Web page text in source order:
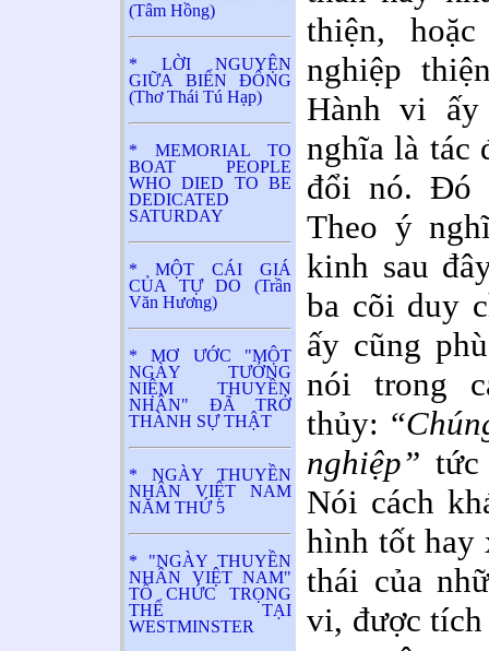
(Tâm Hồng)
* LỜI NGUYỆN
GIỮA BIỂN ĐÔNG
(Thơ Thái Tú Hạp)
* MEMORIAL TO
BOAT PEOPLE
WHO DIED TO BE
DEDICATED
SATURDAY
* MỘT CÁI GIÁ
CỦA TỰ DO (Trần
Văn Hương)
* MƠ ƯỚC "MỘT
NGÀY TƯỞNG
NIỆM THUYỀN
NHÂN" ĐÃ TRỞ
THÀNH SỰ THẬT
* NGÀY THUYỀN
NHÂN VIỆT NAM
NĂM THỨ 5
* "NGÀY THUYỀN
NHÂN VIỆT NAM"
TỔ CHỨC TRỌNG
THỂ TẠI
WESTMINSTER
thiện,
nghiệp
Hành vi
nghĩa là tác
đổi nó. Đó
Theo ý
kinh sau
ba cõi duy
ấy cũng
nói trong
thủy:
nghiệp”
Nói cách
hình tốt hay
thái của
vi, được